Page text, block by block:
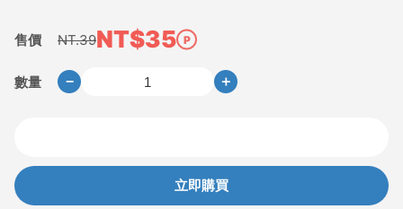
售價 NT.39NT$35
數量 − ＋
立即購買